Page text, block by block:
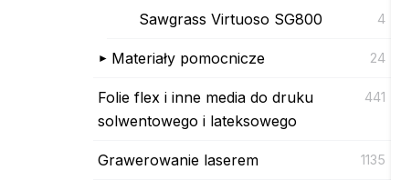
Sawgrass Virtuoso SG800 4
Materiały pomocnicze 24
Folie flex i inne media do druku
solwentowego i lateksowego
441
Grawerowanie laserem 1135